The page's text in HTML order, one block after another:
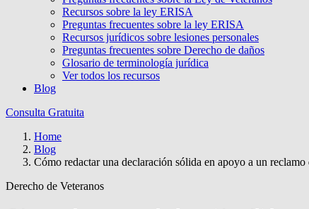
Recursos sobre la ley ERISA
Preguntas frecuentes sobre la ley ERISA
Recursos jurídicos sobre lesiones personales
Preguntas frecuentes sobre Derecho de daños
Glosario de terminología jurídica
Ver todos los recursos
Blog
Consulta Gratuita
Home
Blog
Cómo redactar una declaración sólida en apoyo a un
Derecho de Veteranos